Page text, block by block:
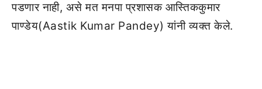
पडणार नाही, असे मत मनपा प्रशासक आस्तिककुमार
पाण्डेय(Aastik Kumar Pandey) यांनी व्यक्त केले.